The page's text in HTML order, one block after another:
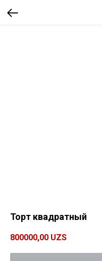
Торт квадратный
800000,00 UZS